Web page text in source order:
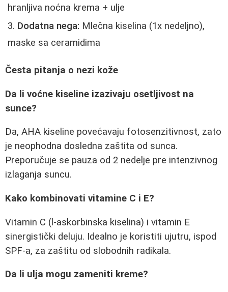
hranljiva noćna krema + ulje
Dodatna nega: Mlečna kiselina (1x nedeljno),
maske sa ceramidima
Česta pitanja o nezi kože
Da li voćne kiseline izazivaju osetljivost na
sunce?
Da, AHA kiseline povećavaju fotosenzitivnost, zato
je neophodna dosledna zaštita od sunca.
Preporučuje se pauza od 2 nedelje pre intenzivnog
izlaganja suncu.
Kako kombinovati vitamine C i E?
Vitamin C (l-askorbinska kiselina) i vitamin E
sinergistički deluju. Idealno je koristiti ujutru, ispod
SPF-a, za zaštitu od slobodnih radikala.
Da li ulja mogu zameniti kreme?